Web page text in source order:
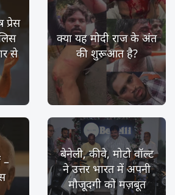
प्रेस
से
क्या यह मोदी राज के अंत
की शुरूआत है?
–
बेनेली, कीवे, मोटो वॉल्ट
ने उत्तर भारत में अपनी
मौजूदगी को मज़बूत